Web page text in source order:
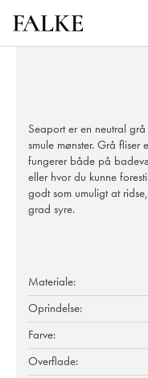
Seaport er en neutral
smule mønster. Grå
fungerer både på
eller hvor du kunne
godt som umuligt at
grad syre.
Materiale:
Oprindelse:
Farve:
Overflade: